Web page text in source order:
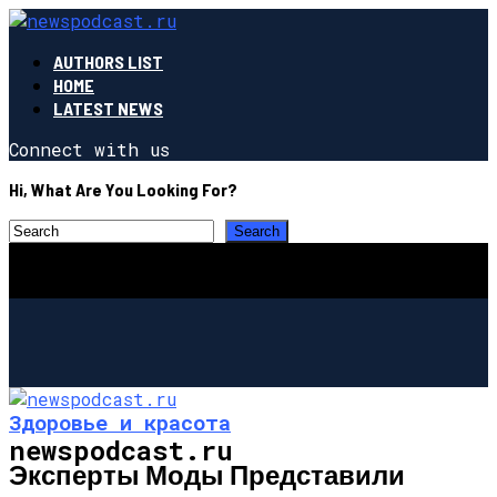
AUTHORS LIST
HOME
LATEST NEWS
Connect with us
Hi, What Are You Looking For?
newspodcast.ru
Здоровье и красота
Эксперты Моды Представили